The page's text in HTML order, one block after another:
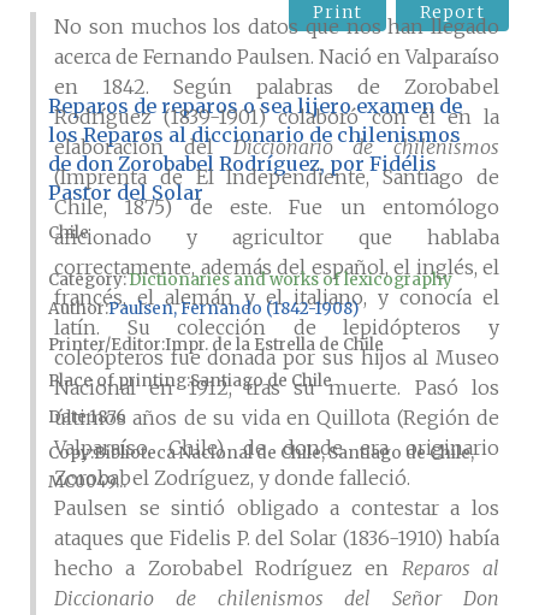
No son muchos los datos que nos han llegado
acerca de Fernando Paulsen. Nació en Valparaíso
en 1842. Según palabras de Zorobabel
Rodríguez (1839-1901) colaboró con él en la
elaboración delDiccionario de chilenismos
(Imprenta de El Independiente, Santiago de
Chile, 1875) de este. Fue un entomólogo
aficionado y agricultor que hablaba
correctamente, además del español, el inglés, el
francés, el alemán y el italiano, y conocía el
latín. Su colección de lepidópteros y
coleópteros fue donada por sus hijos al Museo
Nacional en 1912, tras su muerte. Pasó los
últimos años de su vida en Quillota (Región de
Valparaíso, Chile), de donde era originario
Zorobabel Zodríguez, y donde falleció.
Paulsen se sintió obligado a contestar a los
ataques que Fidelis P. del Solar (1836-1910) había
hecho a Zorobabel Rodríguez en Reparos al
Diccionario de chilenismos del Señor Don
Print Report
Reparos de reparos o sea lijero examen de
los Reparos al diccionario de chilenismos
de don Zorobabel Rodríguez, por Fidélis
Pastor del Solar
Chile
Category:Dictionaries and works of lexicography
AuthorPaulsen, Fernando (1842-1908)
Printer/Editor Impr. de la Estrella de Chile
Place of printingSantiago de Chile
Date1876
CopyBiblioteca Nacional de Chile, Santiago de Chile,
MC0049...